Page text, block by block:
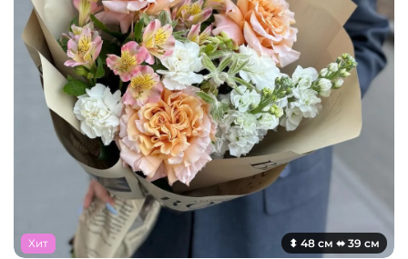
Хит ⬍ 48 см ⬌ 39 см